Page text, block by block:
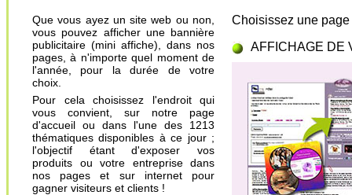
Que vous ayez un site web ou non,
vous pouvez afficher une bannière
publicitaire (mini affiche), dans nos
pages, à n'importe quel moment de
l'année, pour la durée de votre
choix.
Pour cela choisissez l'endroit qui
vous convient, sur notre page
d'accueil ou dans l'une des 1213
thématiques disponibles à ce jour ;
l'objectif étant d'exposer vos
produits ou votre entreprise dans
nos pages et sur internet pour
gagner visiteurs et clients !
Choisissez une
AFFICHAGE DE